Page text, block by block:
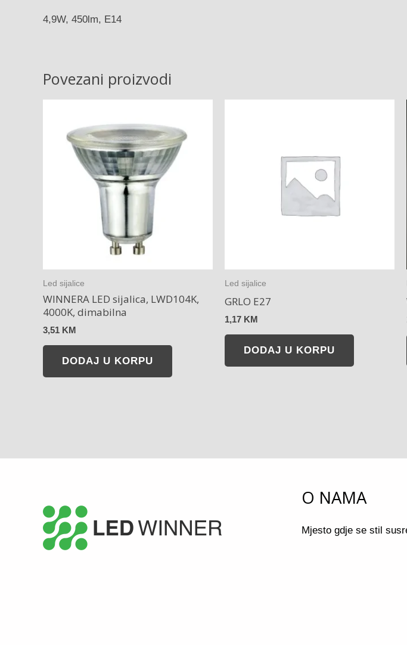
4,9W, 450lm, E14
Povezani proizvodi
Led sijalice
WINNERA LED sijalica, LWD104K,
4000K, dimabilna
3,51 KM
DODAJ U KORPU
Led sijalice
GRLO E27
1,17 KM
DODAJ U KORPU
O NAMA
Mjesto gdje se stil